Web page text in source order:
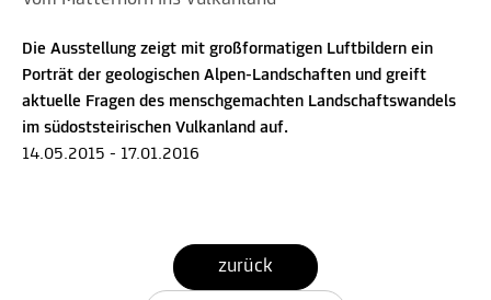
Die Ausstellung zeigt mit großformatigen Luftbildern ein
Porträt der geologischen Alpen-Landschaften und greift
aktuelle Fragen des menschgemachten Landschaftswandels
im südoststeirischen Vulkanland auf.
14.05.2015 - 17.01.2016
zurück